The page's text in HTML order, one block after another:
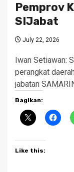
Pemprov
SIJabat
July 22, 2026
Iwan Setiawan:
perangkat
jabatan
Bagikan:
Like this: